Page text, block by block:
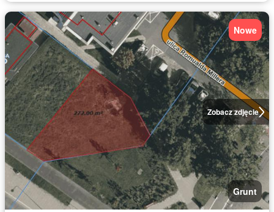
Zobacz zdjęcie
Nowe
Grunt